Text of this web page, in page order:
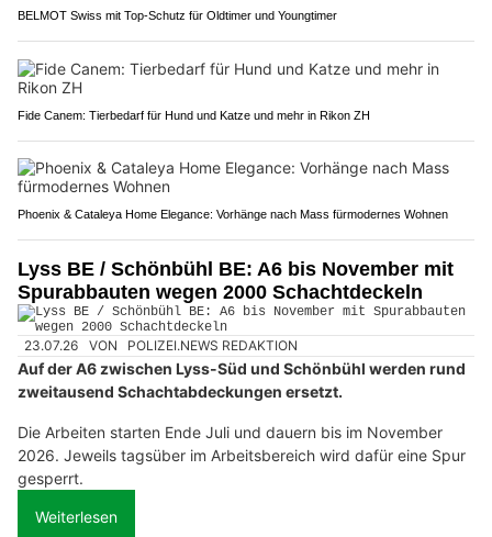
BELMOT Swiss mit Top-Schutz für Oldtimer und Youngtimer
Fide Canem: Tierbedarf für Hund und Katze und mehr in Rikon ZH
Phoenix & Cataleya Home Elegance: Vorhänge nach Mass fürmodernes Wohnen
Lyss BE / Schönbühl BE: A6 bis November mit
Spurabbauten wegen 2000 Schachtdeckeln
23.07.26 VON POLIZEI.NEWS REDAKTION
Auf der A6 zwischen Lyss-Süd und Schönbühl werden rund
zweitausend Schachtabdeckungen ersetzt.
Die Arbeiten starten Ende Juli und dauern bis im November
2026. Jeweils tagsüber im Arbeitsbereich wird dafür eine Spur
gesperrt.
Weiterlesen